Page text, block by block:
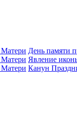
День памяти
Явлeние
Канун